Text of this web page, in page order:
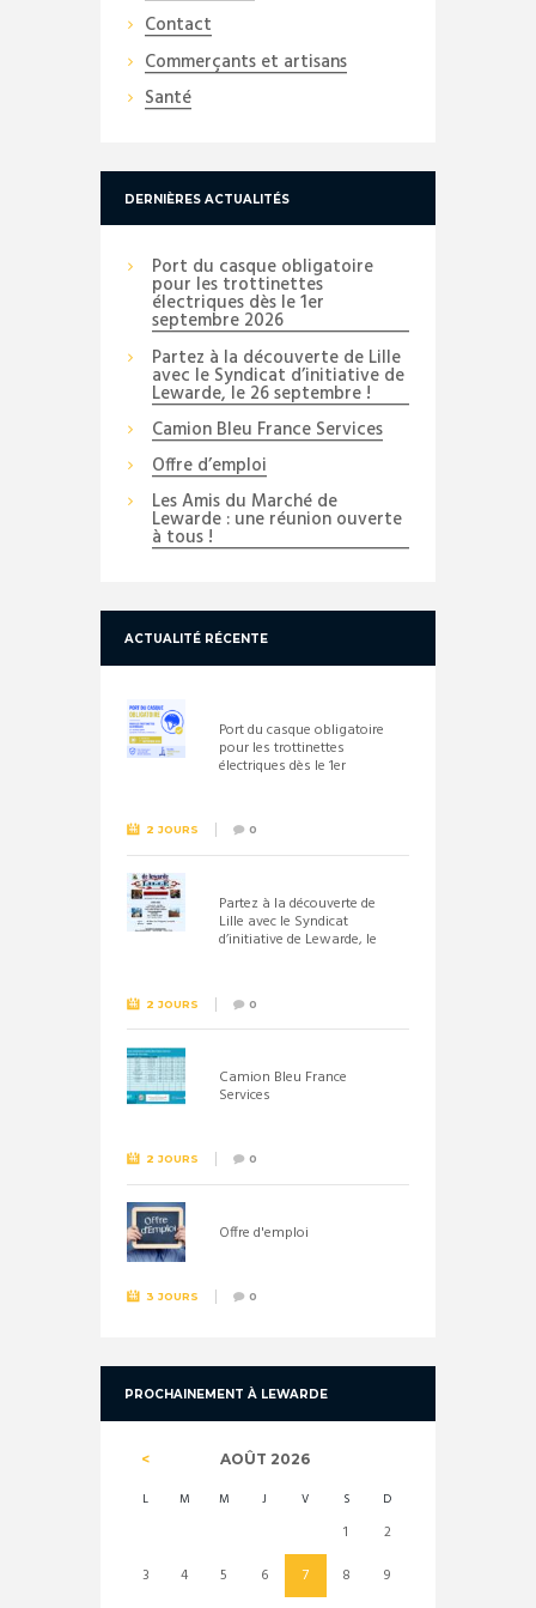
Contact
Commerçants et artisans
Santé
DERNIÈRES ACTUALITÉS
Port du casque obligatoire
pour les trottinettes
électriques dès le 1er
septembre 2026
Partez à la découverte de Lille
avec le Syndicat d’initiative de
Lewarde, le 26 septembre !
Camion Bleu France Services
Offre d’emploi
Les Amis du Marché de
Lewarde : une réunion ouverte
à tous !
ACTUALITÉ RÉCENTE
Port du casque obligatoire
pour les trottinettes
électriques dès le 1er
2 JOURS 0
Partez à la découverte de
Lille avec le Syndicat
d’initiative de Lewarde, le
2 JOURS 0
Camion Bleu France
Services
2 JOURS 0
Offre d'emploi
3 JOURS 0
PROCHAINEMENT À LEWARDE
AOÛT 2026
L M M J V S D
1
2
3
4 5 6 7 8
9